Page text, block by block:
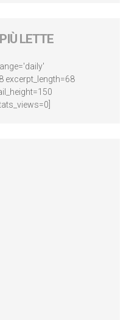
LETTE
excerpt_length=68